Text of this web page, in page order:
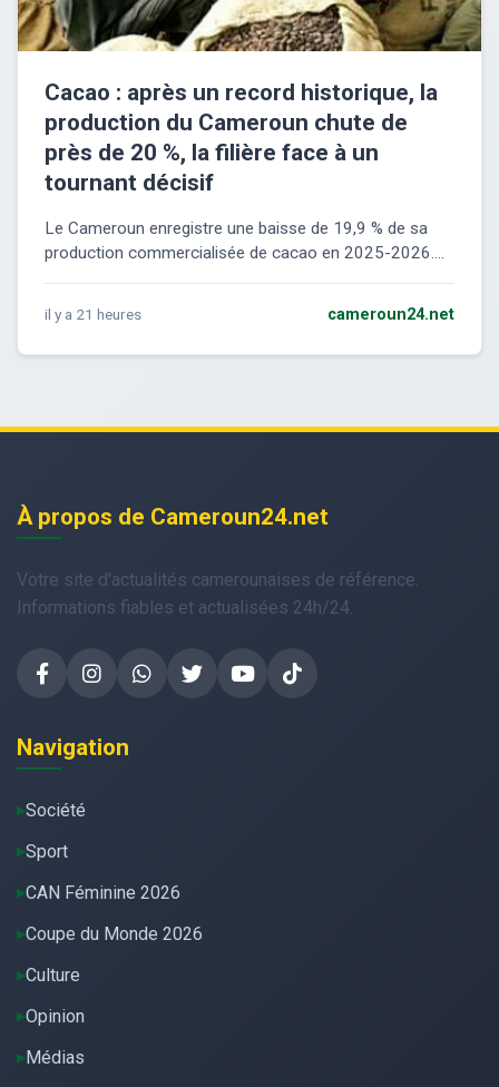
Cacao : après un record historique, la
production du Cameroun chute de
près de 20 %, la filière face à un
tournant décisif
Le Cameroun enregistre une baisse de 19,9 % de sa
production commercialisée de cacao en 2025-2026....
il y a 21 heures cameroun24.net
À propos de Cameroun24.net
Votre site d'actualités camerounaises de référence.
Informations fiables et actualisées 24h/24.
Navigation
Société
Sport
CAN Féminine 2026
Coupe du Monde 2026
Culture
Opinion
Médias